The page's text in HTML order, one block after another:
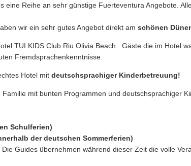
eine Reihe an sehr günstige Fuerteventura Angebote.
wir ein sehr gutes Angebot direkt am schönen
TUI KIDS Club Riu Olivia Beach . Gäste die im Hotel
Fremdsprachenkenntnisse.
Hotel mit deutschsprachiger Kinderbetreuung!
mit bunten Programmen und deutschsprachiger
Schulferien)
der deutschen Sommerferien)
Guides übernehmen während dieser Zeit die volle